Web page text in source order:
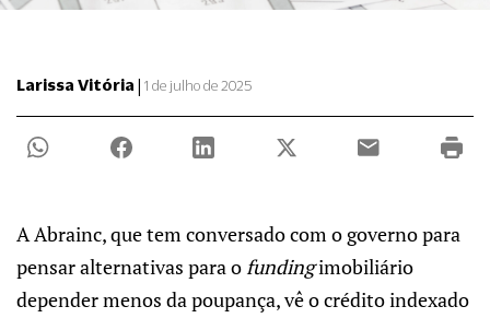
Larissa Vitória | 1 de julho de 2025
A Abrainc, que tem conversado com o governo para
pensar alternativas para ofundingimobiliário
depender menos da poupança, vê o crédito indexado